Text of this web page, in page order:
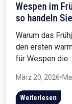
Wespen im
so handeln
Warum das
den ersten
für Wespen die…
März 20, 2026•
Weiterlesen